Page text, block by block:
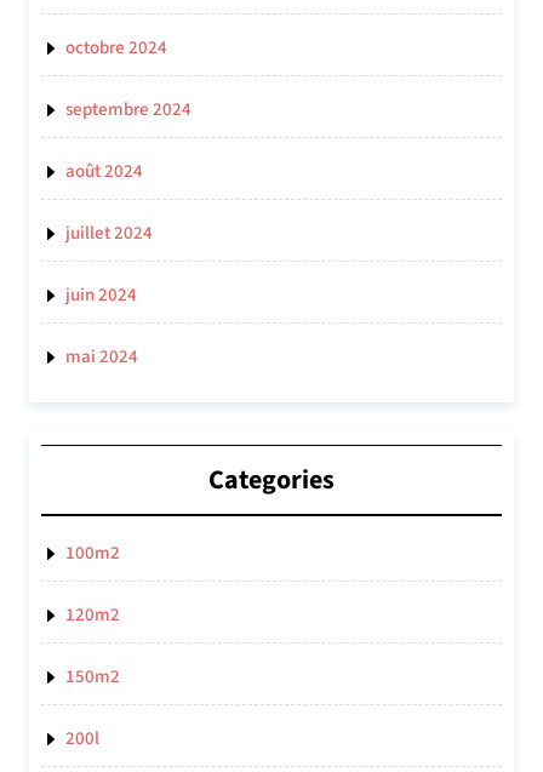
octobre 2024
septembre 2024
août 2024
juillet 2024
juin 2024
mai 2024
Categories
100m2
120m2
150m2
200l